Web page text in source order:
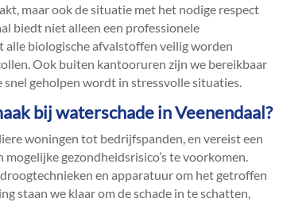
maar ook de situatie met het nodige respect
biedt niet alleen een professionele
alle biologische afvalstoffen veilig worden
Ook buiten kantooruren zijn we bereikbaar
snel geholpen wordt in stressvolle situaties.​
bij waterschade in Veenendaal?
woningen tot bedrijfspanden, en vereist een
gezondheidsrisico’s te voorkomen.​
en apparatuur om het getroffen
staan we klaar om de schade in te schatten,